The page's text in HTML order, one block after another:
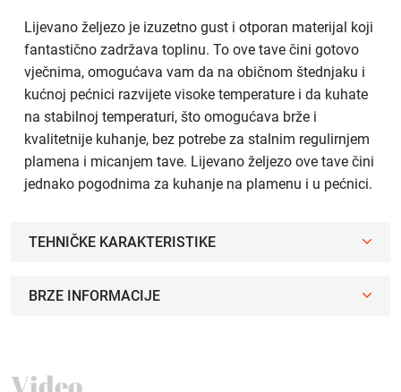
Lijevano željezo je izuzetno gust i otporan materijal koji
fantastično zadržava toplinu. To ove tave čini gotovo
vječnima, omogućava vam da na običnom štednjaku i
kućnoj pećnici razvijete visoke temperature i da kuhate
na stabilnoj temperaturi, što omogućava brže i
kvalitetnije kuhanje, bez potrebe za stalnim regulirnjem
plamena i micanjem tave. Lijevano željezo ove tave čini
jednako pogodnima za kuhanje na plamenu i u pećnici.
TEHNIČKE KARAKTERISTIKE
BRZE INFORMACIJE